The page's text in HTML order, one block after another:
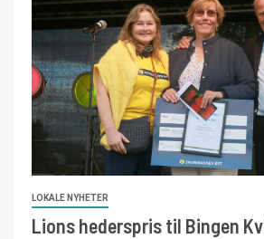
LOKALE NYHETER
Lions hederspris til Bingen